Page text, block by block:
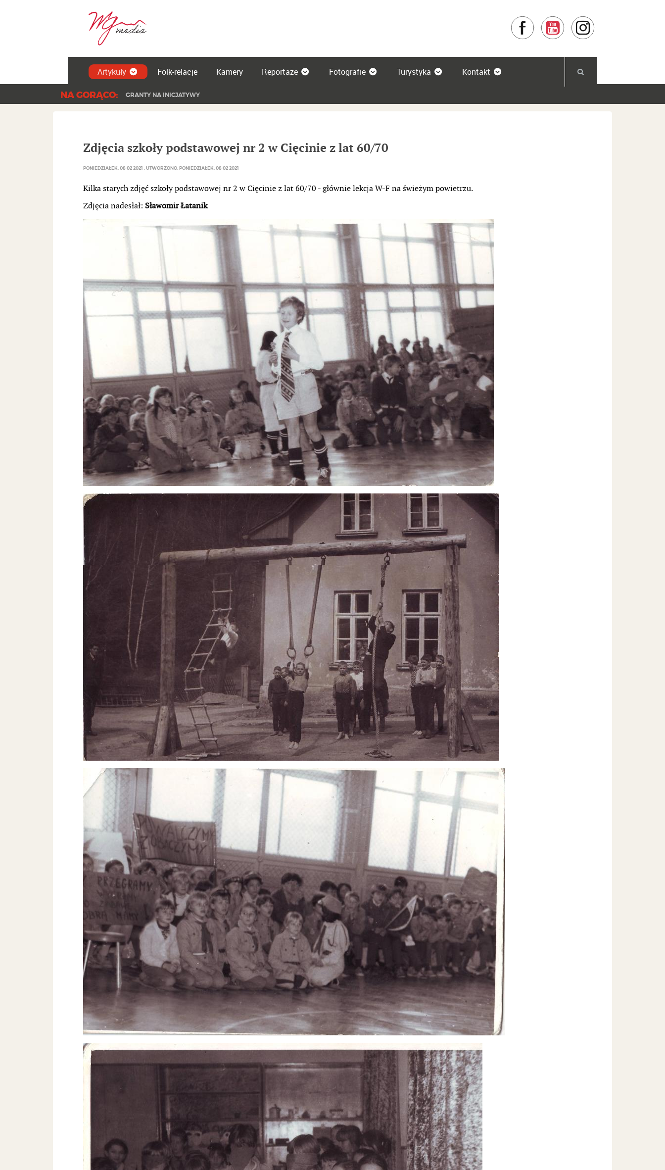
Facebook YouTube
Artykuły Folk-relacje Kamery Reportaże Fotografie Turystyka Kontakt
NA GORĄCO: KONCERT PAPRODZIAD | DZIEŃ DRZEWA 2025
Zdjęcia szkoły podstawowej nr 2 w Cięcinie z lat 60/70
PONIEDZIAŁEK, 08 02 2021 UTWORZONO: PONIEDZIAŁEK, 08 02 2021
Kilka starych zdjęć szkoły podstawowej nr 2 w Cięcinie z lat 60/70 - głównie lekcja W-F na świeżym powietrzu.
Zdjęcia nadesłał: Sławomir Łatanik